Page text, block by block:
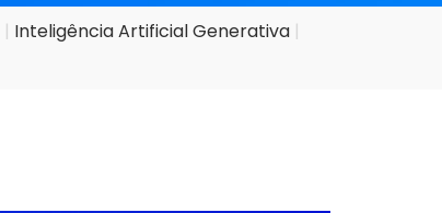
Inteligência Artificial Generativa